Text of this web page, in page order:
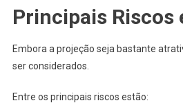
Principais Riscos
Embora a projeção seja bastante
ser considerados.
Entre os principais riscos estão: